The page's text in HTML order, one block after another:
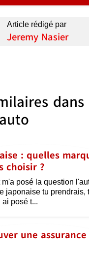
Article rédigé par
Jeremy Nasier
dans
: quelles
choisir ?
posé la question
japonaise tu prendrais,
ai posé t...
une